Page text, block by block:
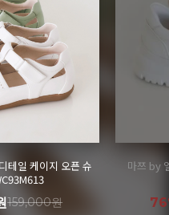
수 어글리 스니커즈
169,000원
마쯔 by